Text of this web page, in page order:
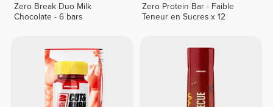
Zero Break Duo Milk
Chocolate - 6 bars
Zero Protein Bar - Faible
Teneur en Sucres x 12